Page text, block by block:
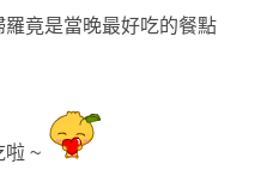
竟是當晚最好吃的餐點
啦 ~